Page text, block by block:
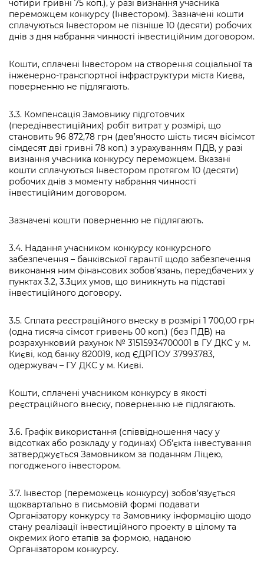
чотири гривні 75 коп.), у разі визнання учасника
переможцем конкурсу (Інвестором). Зазначені кошти
сплачуються Інвестором не пізніше 10 (десяти) робочих
днів з дня набрання чинності інвестиційним договором.
Кошти, сплачені Інвестором на створення соціальної та
інженерно-транспортної інфраструктури міста Києва,
поверненню не підлягають.
3.3. Компенсація Замовнику підготовчих
(передінвестиційних) робіт витрат у розмірі, що
становить 96 872,78 грн (дев’яносто шість тисяч вісімсот
сімдесят дві гривні 78 коп.) з урахуванням ПДВ, у разі
визнання учасника конкурсу переможцем. Вказані
кошти сплачуються Інвестором протягом 10 (десяти)
робочих днів з моменту набрання чинності
інвестиційним договором.
Зазначені кошти поверненню не підлягають.
3.4. Надання учасником конкурсу конкурсного
забезпечення – банківської гарантії щодо забезпечення
виконання ним фінансових зобов’язань, передбачених у
пунктах 3.2, 3.3цих умов, що виникнуть на підставі
інвестиційного договору.
3.5. Сплата реєстраційного внеску в розмірі 1 700,00 грн
(одна тисяча сімсот гривень 00 коп.) (без ПДВ) на
розрахунковий рахунок № 31515934700001 в ГУ ДКС у м.
Києві, код банку 820019, код ЄДРПОУ 37993783,
одержувач – ГУ ДКС у м. Києві.
Кошти, сплачені учасником конкурсу в якості
реєстраційного внеску, поверненню не підлягають.
3.6. Графік використання (співвідношення часу у
відсотках або розкладу у годинах) Об’єкта інвестування
затверджується Замовником за поданням Ліцею,
погодженого інвестором.
3.7. Інвестор (переможець конкурсу) зобов’язується
щоквартально в письмовій формі подавати
Організатору конкурсу та Замовнику інформацію щодо
стану реалізації інвестиційного проекту в цілому та
окремих його етапів за формою, наданою
Організатором конкурсу.